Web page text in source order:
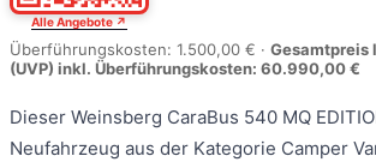
Alle Angebote ↗
Überführungskosten: 1.500,00 € · Gesamtpreis
(UVP) inkl. Überführungskosten: 60.990,00 €
Dieser Weinsberg CaraBus 540 MQ
Neufahrzeug aus der Kategorie Camper